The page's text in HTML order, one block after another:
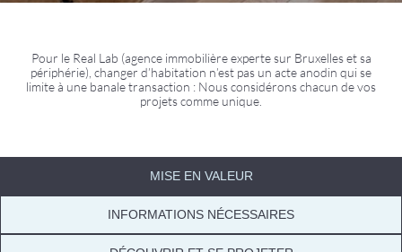
Pour le Real Lab (agence immobilière experte sur Bruxelles et sa
périphérie), changer d’habitation n’est pas un acte anodin qui se
limite à une banale transaction : Nous considérons chacun de vos
projets comme unique.
MISE EN VALEUR
INFORMATIONS NÉCESSAIRES